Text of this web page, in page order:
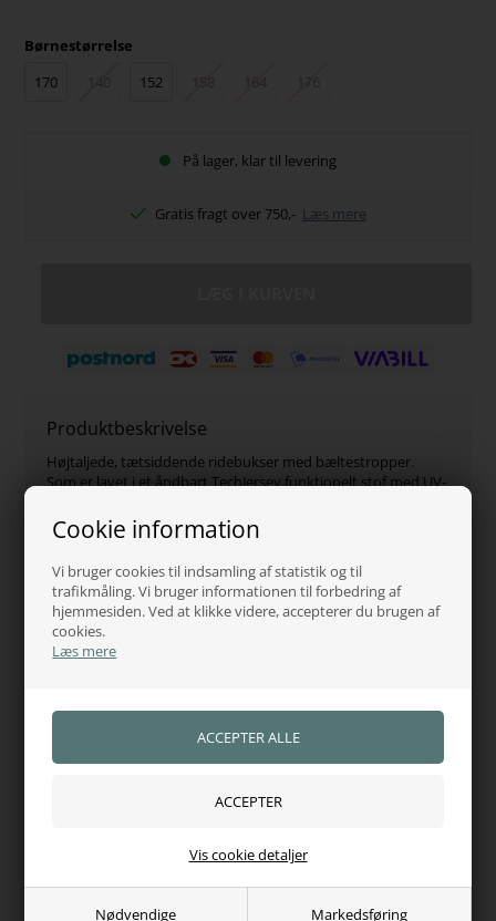
Cookie information
Vi bruger cookies til indsamling af statistik og til
trafikmåling. Vi bruger informationen til forbedring af
hjemmesiden. Ved at klikke videre, accepterer du brugen af
cookies.
Læs mere
Nødvendige Markedsføring
Vis cookie detaljer
Børnestørrelse
170
152
På lager, klar til levering
Gratis fragt over 750,- Læs mere
Produktbeskrivelse
Højtaljede, tætsiddende ridebukser med bæltestropper.
Som er lavet i et åndbart TechJersey funktionelt stof med UV-
Skærmprintpanel i PA (Pikeur Athleisure) design.
Lommer med Rhinstenprint-applikation og Rhinstenlogo på
bagsiden af bukserne.
Fås i farve: Black
Fås i str: 140 - 152 - 158 - 164 - 170 - 176
Hvorfor handle hos os?
Adgang til juridisk hjælp